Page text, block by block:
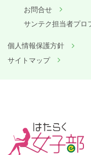
お問合せ
サンテク担当者プロ
個人情報保護方針
サイトマップ